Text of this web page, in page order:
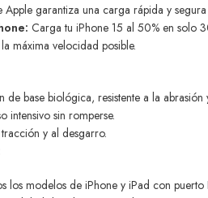
garantiza una carga rápida y
Carga tu iPhone 15 al 50% en solo
máxima velocidad posible.
de base biológica, resistente a la abrasión
intensivo sin romperse.
y al desgarro.
los modelos de iPhone y iPad con puerto